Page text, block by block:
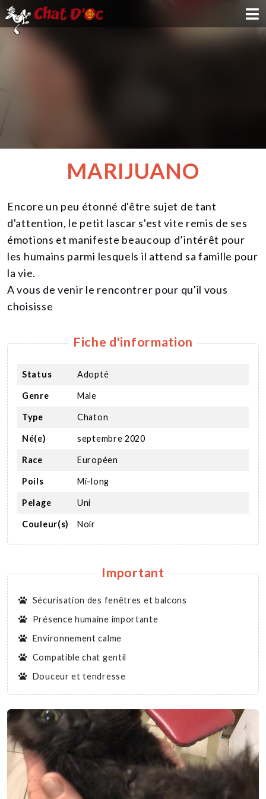
NOUS SOUTENIR
CONTACT
MARIJUANO
Encore un peu étonné d'être sujet de tant
d'attention, le petit lascar s'est vite remis de ses
émotions et manifeste beaucoup d’intérêt pour
les humains parmi lesquels il attend sa famille pour
la vie.
A vous de venir le rencontrer pour qu'il vous
choisisse
Fiche d'information
Status Adopté
Genre Male
Type Chaton
Né(e) septembre 2020
Race Européen
Poils Mi-long
Pelage Uni
Couleur(s) Noir
Important
Sécurisation des fenêtres et balcons
Présence humaine importante
Environnement calme
Compatible chat gentil
Douceur et tendresse